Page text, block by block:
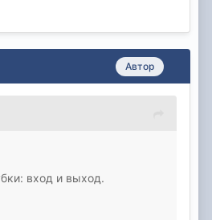
Автор
вход и выход.